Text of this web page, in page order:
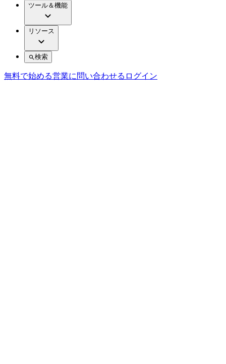
ツール＆機能
リソース
検索
無料で始める営業に問い合わせる ログイン